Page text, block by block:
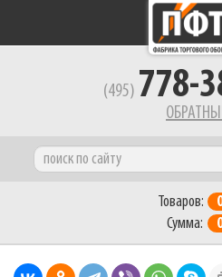
(495) 778-
Товаров:
Сумма: